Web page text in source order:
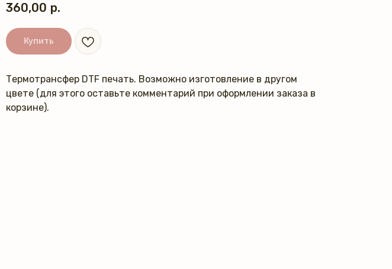
360,00 р.
Купить
Термотрансфер DTF печать. Возможно изготовление в другом
цвете (для этого оставьте комментарий при оформлении заказа в
корзине).